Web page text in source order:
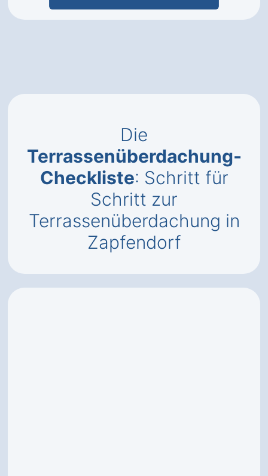
Die
Terrassenüberdachung-
Checkliste: Schritt für
Schritt zur
Terrassenüberdachung in
Zapfendorf